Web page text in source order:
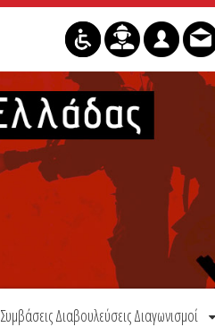
Συμβάσεις Διαβουλεύσεις Διαγωνισμοί